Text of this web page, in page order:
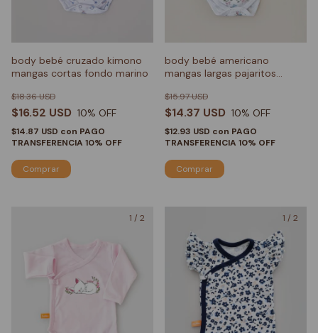
body bebé cruzado kimono
mangas cortas fondo marino
$16.52 USD
$18.36 USD
10% OFF
$14.87 USD con PAGO
TRANSFERENCIA 10% OFF
Comprar
body bebé americano
mangas largas pajaritos
$14.37 USD
$15.97 USD
10% OFF
$12.93 USD con PAGO
TRANSFERENCIA 10% OFF
Comprar
1 / 2 1 / 2